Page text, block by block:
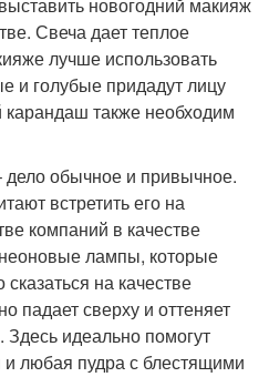
новогодний макияж
Свеча дает теплое
лучше использовать
и голубые придадут лицу
также необходим
обычное и привычное.
встретить его на
компаний в качестве
лампы, которые
на качестве
падает сверху и оттеняет
Здесь идеально помогут
любая пудра с блестящими